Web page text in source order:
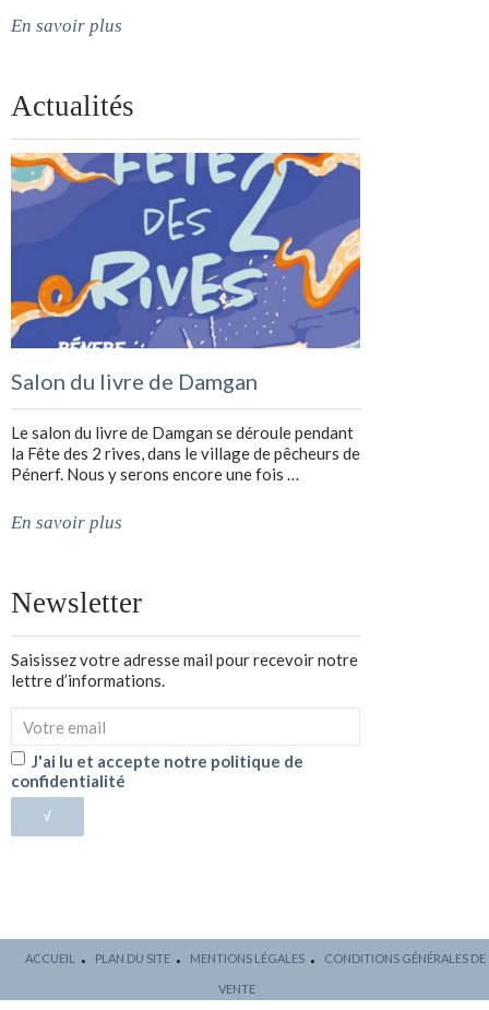
En savoir plus
Actualités
Salon du livre de Damgan
Le salon du livre de Damgan se déroule pendant
la Fête des 2 rives, dans le village de pêcheurs de
Pénerf. Nous y serons encore une fois …
En savoir plus
Newsletter
Saisissez votre adresse mail pour recevoir notre
lettre d’informations.
J'ai lu et accepte notre politique de
confidentialité
√
ACCUEIL PLAN DU SITE MENTIONS LÉGALES CONDITIONS GÉNÉRALES DE
VENTE